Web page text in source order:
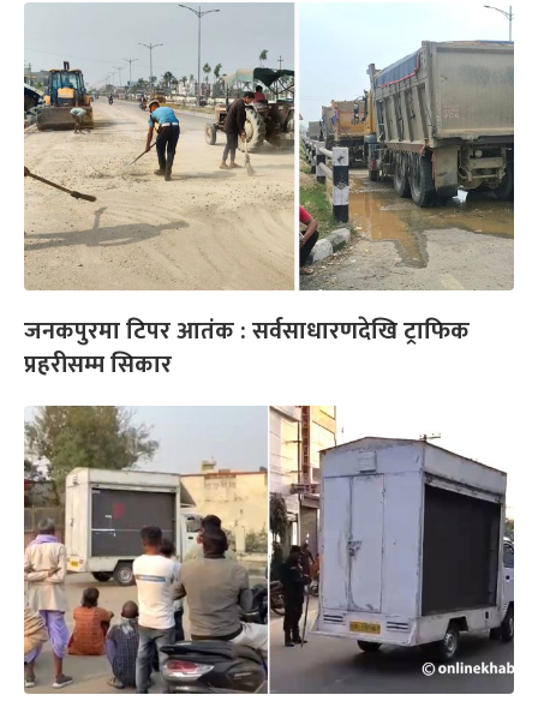
जनकपुरमा टिपर आतंक : सर्वसाधारणदेखि ट्राफिक
प्रहरीसम्म सिकार